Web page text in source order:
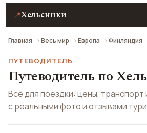
📍Хельсинки
Главная Весь мир Европа Финляндия
ПУТЕВОДИТЕЛЬ
Путеводитель по
Всё для поездки: цены, транспорт
с реальными фото и отзывами